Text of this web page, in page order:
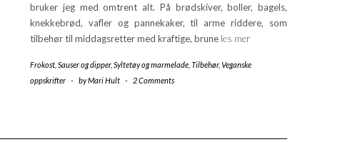
bruker jeg med omtrent alt. På brødskiver, boller, bagels,
knekkebrød, vafler og pannekaker, til arme riddere, som
tilbehør til middagsretter med kraftige, brune les mer
Frokost Sauser og dipper, Syltetøy og marmelade Tilbehør, Veganske
oppskrifter - byMari Hult - 2 Comments